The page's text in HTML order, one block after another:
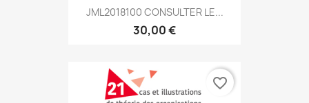
JML2018100 CONSULTER LE...
30,00 €
favorite_border